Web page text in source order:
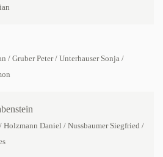
/ Gruber Peter / Unterhauser Sonja /
Holzmann Daniel / Nussbaumer Siegfried /